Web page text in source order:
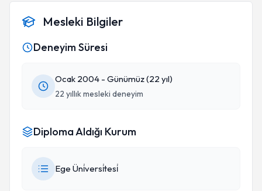
Mesleki Bilgiler
Deneyim Süresi
Ocak 2004 - Günümüz (22 yıl)
22 yıllık mesleki deneyim
Diploma Aldığı Kurum
Ege Üni̇versi̇tesi̇